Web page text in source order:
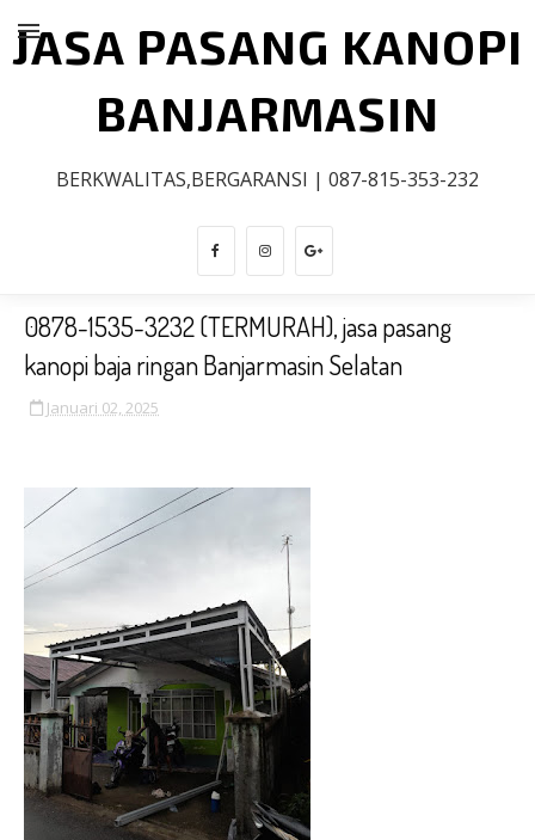
JASA PASANG KANOPI
BANJARMASIN
BERKWALITAS,BERGARANSI | 087-815-353-232
0878-1535-3232 (TERMURAH), jasa pasang
kanopi baja ringan Banjarmasin Selatan
Januari 02, 2025